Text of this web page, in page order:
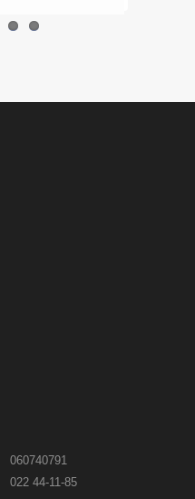
060740791
022 44-11-85